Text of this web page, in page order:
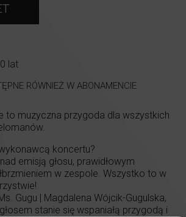
lat
RÓWNIEŻ W ABONAMENCIE
to muzyczna przygoda dla wszystkich
koncertu?
emisją głosu, prawidłowym
w zespole. Wszystko to w
Gugu | Magdalena Wójcik-Gugulska,
stanie się wspaniałą przygodą i